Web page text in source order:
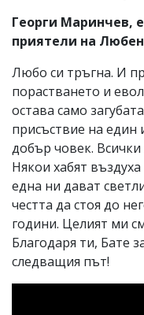
Георги Маринчев,
приятели на
Любо си тръгна. И
порастването и
остава само
присъствие на един
добър човек.
Някои хабят
една ни дават
честта да стоя до
години. Целият ми
Благодаря ти, Бате
следващия път!